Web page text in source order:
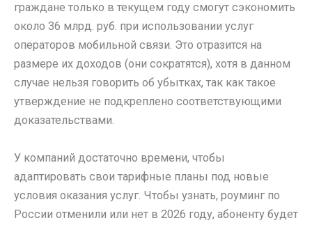
граждане только в текущем году смогут сэкономить
около 36 млрд. руб. при использовании услуг
операторов мобильной связи. Это отразится на
размере их доходов (они сократятся), хотя в данном
случае нельзя говорить об убытках, так как такое
утверждение не подкреплено соответствующими
доказательствами.
У компаний достаточно времени, чтобы
адаптировать свои тарифные планы под новые
условия оказания услуг. Чтобы узнать, роуминг по
России отменили или нет в 2026 году, абоненту будет